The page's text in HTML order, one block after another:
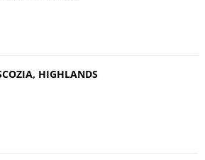
HIGHLANDS